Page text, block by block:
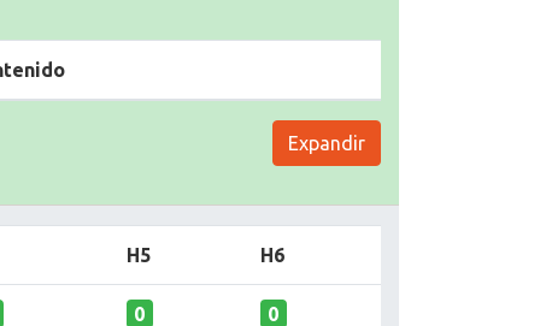
Expandir
H5 H6
0 0